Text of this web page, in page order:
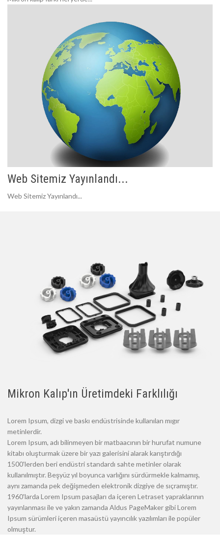
Web Sitemiz Yayınlandı...
Web Sitemiz Yayınlandı...
Mikron Kalıp'ın Üretimdeki Farklılığı
Lorem Ipsum, dizgi ve baskı endüstrisinde kullanılan mıgır
metinlerdir.
Lorem Ipsum, adı bilinmeyen bir matbaacının bir hurufat numune
kitabı oluşturmak üzere bir yazı galerisini alarak karıştırdığı
1500'lerden beri endüstri standardı sahte metinler olarak
kullanılmıştır. Beşyüz yıl boyunca varlığını sürdürmekle kalmamış,
aynı zamanda pek değişmeden elektronik dizgiye de sıçramıştır.
1960'larda Lorem Ipsum pasajları da içeren Letraset yapraklarının
yayınlanması ile ve yakın zamanda Aldus PageMaker gibi Lorem
Ipsum sürümleri içeren masaüstü yayıncılık yazılımları ile popüler
olmuştur.